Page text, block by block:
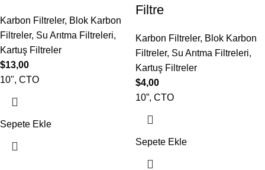
Karbon Filtreler, Blok Karbon
Filtreler, Su Arıtma Filtreleri,
Kartuş Filtreler
$13,00
10", CTO
Sepete Ekle
Filtre
Karbon Filtreler, Blok Karbon
Filtreler, Su Arıtma Filtreleri,
Kartuş Filtreler
$4,00
10”, CTO
Sepete Ekle